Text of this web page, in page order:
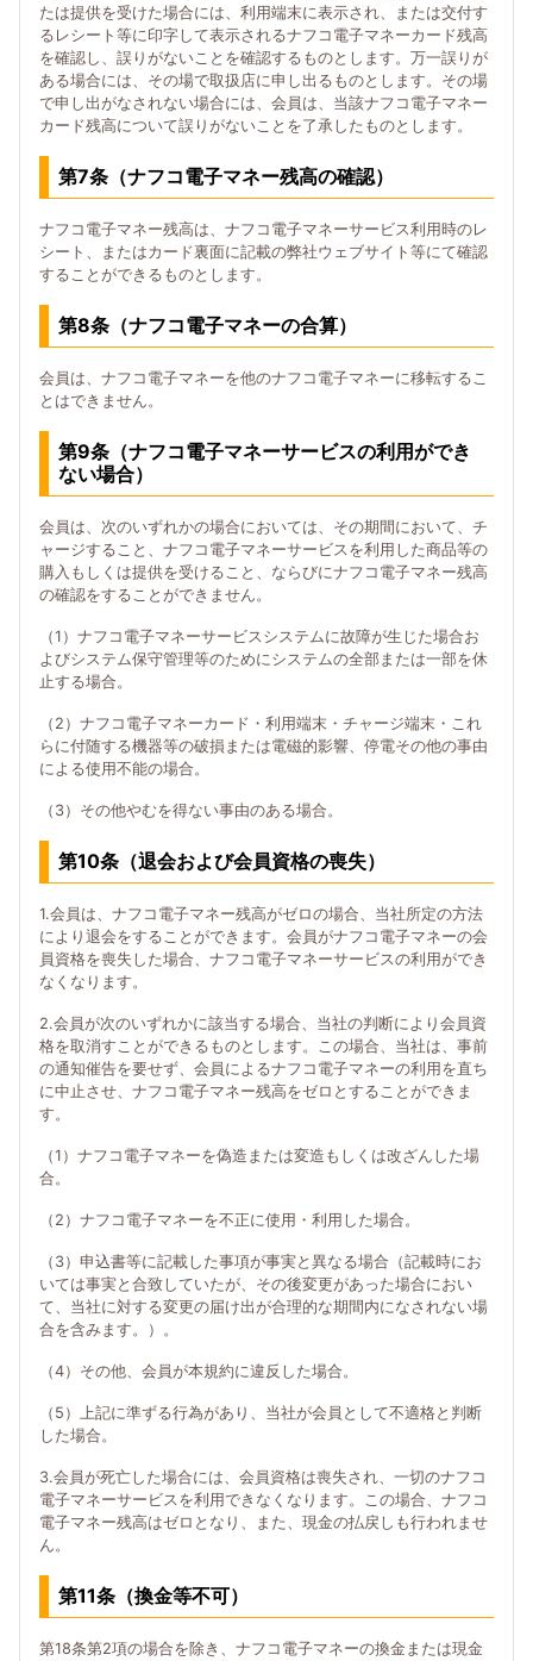
たは提供を受けた場合には、利用端末に表示され、または交付す
るレシート等に印字して表示されるナフコ電子マネーカード残高
を確認し、誤りがないことを確認するものとします。万一誤りが
ある場合には、その場で取扱店に申し出るものとします。その場
で申し出がなされない場合には、会員は、当該ナフコ電子マネー
カード残高について誤りがないことを了承したものとします。
第7条（ナフコ電子マネー残高の確認）
ナフコ電子マネー残高は、ナフコ電子マネーサービス利用時のレ
シート、またはカード裏面に記載の弊社ウェブサイト等にて確認
することができるものとします。
第8条（ナフコ電子マネーの合算）
会員は、ナフコ電子マネーを他のナフコ電子マネーに移転するこ
とはできません。
第9条（ナフコ電子マネーサービスの利用ができ
ない場合）
会員は、次のいずれかの場合においては、その期間において、チ
ャージすること、ナフコ電子マネーサービスを利用した商品等の
購入もしくは提供を受けること、ならびにナフコ電子マネー残高
の確認をすることができません。
（1）ナフコ電子マネーサービスシステムに故障が生じた場合お
よびシステム保守管理等のためにシステムの全部または一部を休
止する場合。
（2）ナフコ電子マネーカード・利用端末・チャージ端末・これ
らに付随する機器等の破損または電磁的影響、停電その他の事由
による使用不能の場合。
（3）その他やむを得ない事由のある場合。
第10条（退会および会員資格の喪失）
1.会員は、ナフコ電子マネー残高がゼロの場合、当社所定の方法
により退会をすることができます。会員がナフコ電子マネーの会
員資格を喪失した場合、ナフコ電子マネーサービスの利用ができ
なくなります。
2.会員が次のいずれかに該当する場合、当社の判断により会員資
格を取消すことができるものとします。この場合、当社は、事前
の通知催告を要せず、会員によるナフコ電子マネーの利用を直ち
に中止させ、ナフコ電子マネー残高をゼロとすることができま
す。
（1）ナフコ電子マネーを偽造または変造もしくは改ざんした場
合。
（2）ナフコ電子マネーを不正に使用・利用した場合。
（3）申込書等に記載した事項が事実と異なる場合（記載時にお
いては事実と合致していたが、その後変更があった場合におい
て、当社に対する変更の届け出が合理的な期間内になされない場
合を含みます。）。
（4）その他、会員が本規約に違反した場合。
（5）上記に準ずる行為があり、当社が会員として不適格と判断
した場合。
3.会員が死亡した場合には、会員資格は喪失され、一切のナフコ
電子マネーサービスを利用できなくなります。この場合、ナフコ
電子マネー残高はゼロとなり、また、現金の払戻しも行われませ
ん。
第11条（換金等不可）
第18条第2項の場合を除き、ナフコ電子マネーの換金または現金